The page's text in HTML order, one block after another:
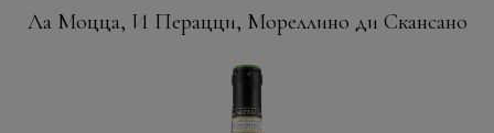
Ла Моцца, И Перацци, Мореллино ди Скансано